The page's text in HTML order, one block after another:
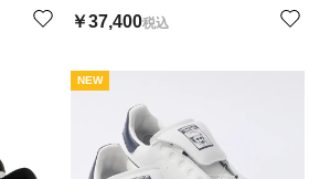
￥37,400税込
NEW